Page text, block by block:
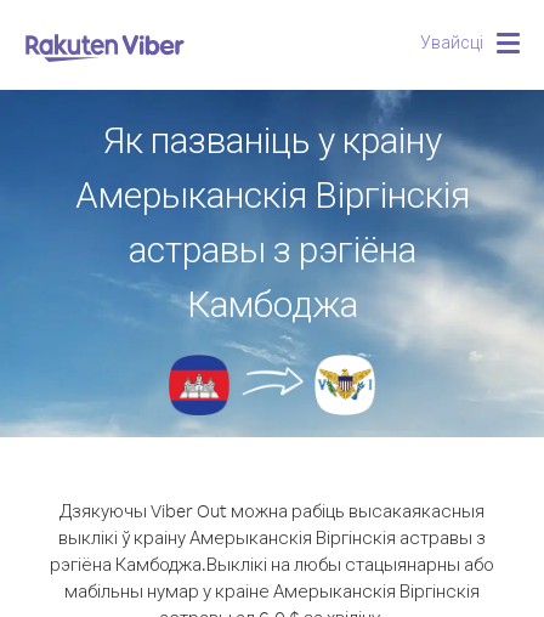
Увайсці
Як пазваніць у краіну
Амерыканскія Віргінскія
астравы з рэгіёна
Камбоджа
Дзякуючы Viber Out можна рабіць высакаякасныя
выклікі ў краіну Амерыканскія Віргінскія астравы з
рэгіёна Камбоджа.Выклікі на любы стацыянарны або
мабільны нумар у краіне Амерыканскія Віргінскія